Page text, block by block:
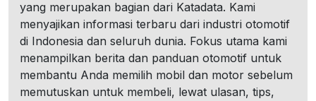
yang merupakan bagian dari Katadata. Kami
menyajikan informasi terbaru dari industri otomotif
di Indonesia dan seluruh dunia. Fokus utama kami
menampilkan berita dan panduan otomotif untuk
membantu Anda memilih mobil dan motor sebelum
memutuskan untuk membeli, lewat ulasan, tips,